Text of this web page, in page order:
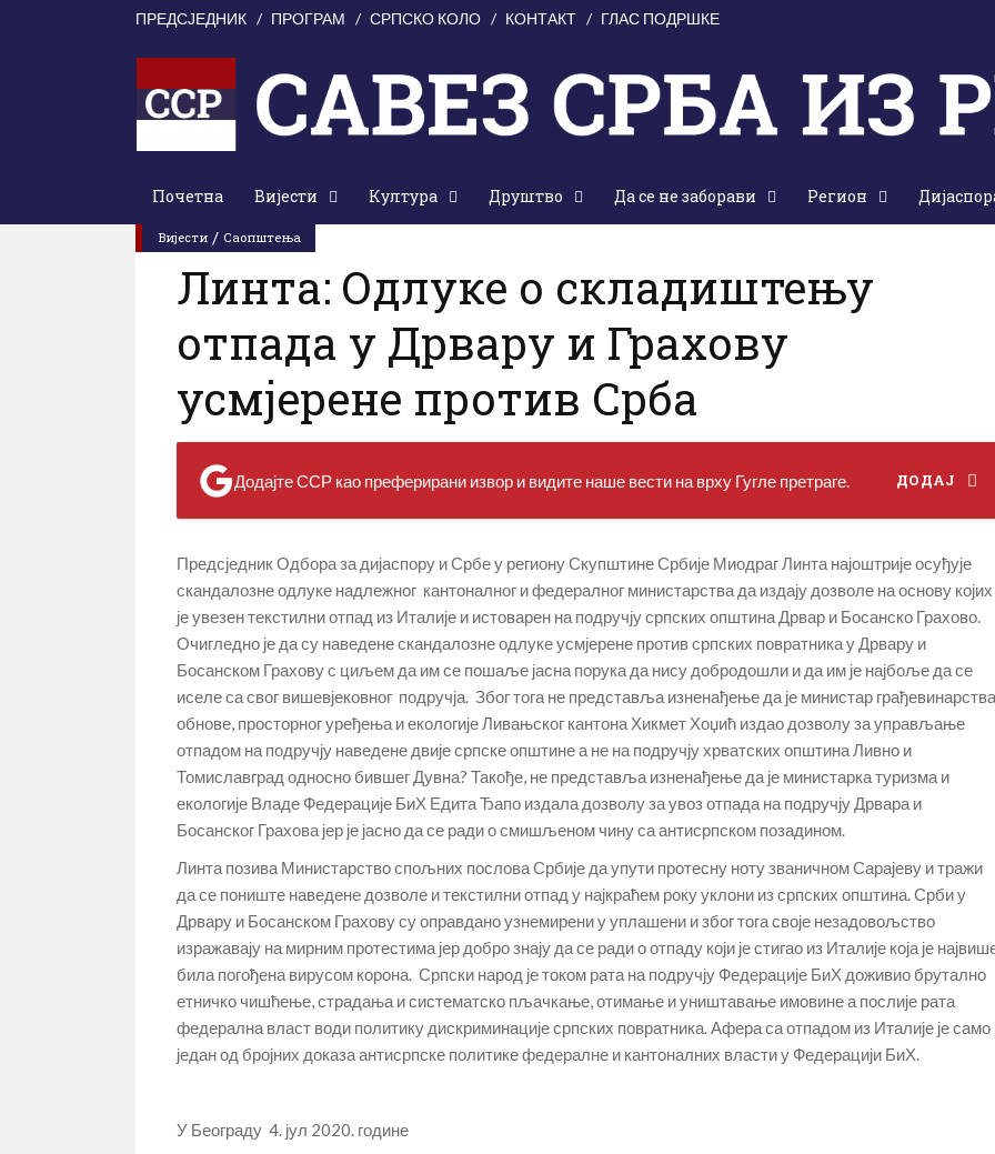
ПРЕДСЈЕДНИК ПРОГРАМ СРПСКО КОЛО КОНТАКТ ГЛАС ПОДРШКЕ
Почетна Вијести Култура Друштво Да се не заборави Регион
Вијести / Саопштења
0 Коментари прегледа Субота, 04. јул 2020.
Линта: Одлуке о складиштењу
отпада у Дрвару и Грахову
усмјерене против Срба
Додајте ССР као преферирани извор и видите наше вести на врху Гугле претраге. ДОДАЈ
Предсједник Одбора за дијаспору и Србе у региону Скупштине Србије Миодраг Линта најоштрије осуђује
скандалозне одлуке надлежног кантоналног и федералног министарства да издају дозволе на основу којих
је увезен текстилни отпад из Италије и истоварен на подручју српских општина Дрвар и Босанско Грахово.
Очигледно је да су наведене скандалозне одлуке усмјерене против српских повратника у Дрвару и
Босанском Грахову с циљем да им се пошаље јасна порука да нису добродошли и да им је најбоље да се
иселе са свог вишевјековног подручја. Због тога не представља изненађење да је министар
обнове, просторног уређења и екологије Ливањског кантона Хикмет Хоџић издао дозволу за управљање
отпадом на подручју наведене двије српске општине а не на подручју хрватских општина Ливно и
Томиславград односно бившег Дувна? Такође, не представља изненађење да је министарка туризма и
екологије Владе Федерације БиХ Едита Ђапо издала дозволу за увоз отпада на подручју Дрвара и
Босанског Грахова јер је јасно да се ради о смишљеном чину са антисрпском позадином.
Линта позива Министарство спољних послова Србије да упути протесну ноту званичном Сарајеву и тражи
да се пониште наведене дозволе и текстилни отпад у најкраћем року уклони из српских општина. Срби у
Дрвару и Босанском Грахову су оправдано узнемирени у уплашени и због тога своје незадовољство
изражавају на мирним протестима јер добро знају да се ради о отпаду који је стигао из Италије која је
била погођена вирусом корона. Српски народ је током рата на подручју Федерације БиХ доживио брутално
етничко чишћење, страдања и систематско пљачкање, отимање и уништавање имовине а послије рата
федерална власт води политику дискриминације српских повратника. Афера са отпадом из Италије је само
један од бројних доказа антисрпске политике федералне и кантоналних власти у Федерацији БиХ.
У Београду 4. јул 2020. године